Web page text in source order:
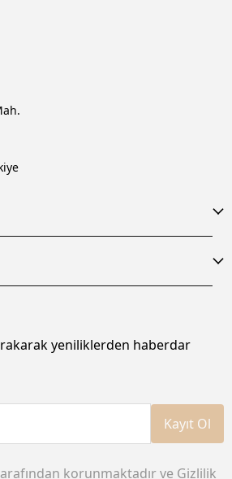
yeniliklerden haberdar
Kayıt Ol
korunmaktadır ve Gizlilik